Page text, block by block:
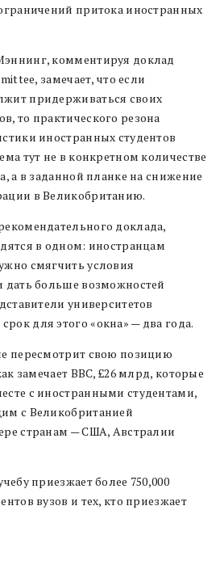
притока иностранных
комментируя доклад
замечает, что если
придерживаться своих
то практического резона
иностранных студентов
тут не в конкретном количестве
а в заданной планке на снижение
в Великобританию.
доклада,
в одном: иностранцам
смягчить условия
дать больше возможностей
университетов
для этого «окна» — два года.
пересмотрит свою позицию
замечает BBC, £26 млрд, которые
с иностранными студентами,
с Великобританией
странам — США, Австралии
приезжает более 750,000
вузов и тех, кто приезжает